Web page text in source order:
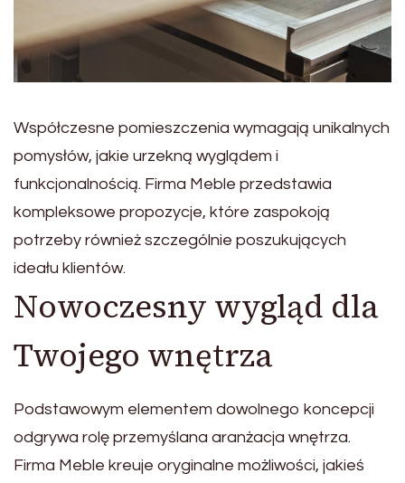
Współczesne pomieszczenia wymagają unikalnych
pomysłów, jakie urzekną wyglądem i
funkcjonalnością. Firma Meble przedstawia
kompleksowe propozycje, które zaspokoją
potrzeby również szczególnie poszukujących
ideału klientów.
Nowoczesny wygląd dla
Twojego wnętrza
Podstawowym elementem dowolnego koncepcji
odgrywa rolę przemyślana aranżacja wnętrza.
Firma Meble kreuje oryginalne możliwości, jakieś